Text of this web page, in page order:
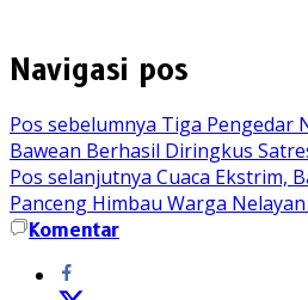
Navigasi pos
Pos sebelumnya Tiga Pengedar
Bawean Berhasil Diringkus
Pos selanjutnya Cuaca Ekstrim,
Panceng Himbau Warga
Komentar